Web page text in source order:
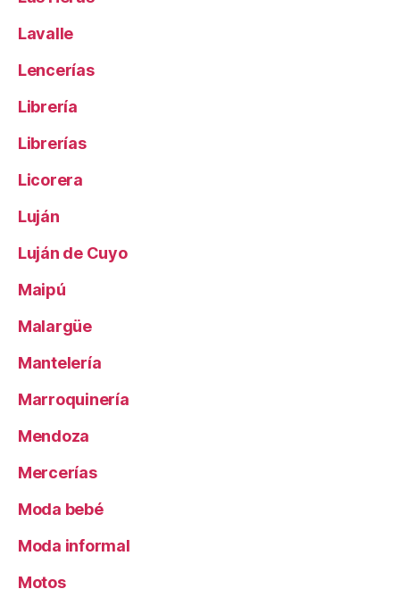
Lavalle
Lencerías
Librería
Librerías
Licorera
Luján
Luján de Cuyo
Maipú
Malargüe
Mantelería
Marroquinería
Mendoza
Mercerías
Moda bebé
Moda informal
Motos